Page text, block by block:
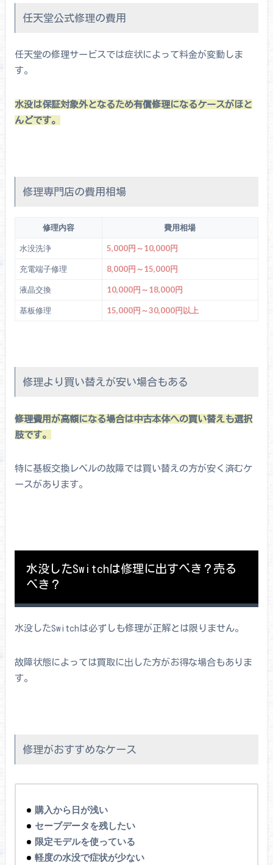
任天堂公式修理の費用
任天堂の修理サービスでは症状によって料金が変動しま
す。
水没は保証対象外となるため有償修理になるケースがほと
んどです。
修理専門店の費用相場
修理内容 費用相場
水没洗浄 5,000円～10,000円
充電端子修理 8,000円～15,000円
液晶交換 10,000円～18,000円
基板修理 15,000円～30,000円以上
修理より買い替えが安い場合もある
修理費用が高額になる場合は中古本体への買い替えも選択
肢です。
特に基板交換レベルの故障では買い替えの方が安く済むケ
ースがあります。
水没したSwitchは修理に出すべき？売る
べき？
水没したSwitchは必ずしも修理が正解とは限りません。
故障状態によっては買取に出した方がお得な場合もありま
す。
修理がおすすめなケース
購入から日が浅い
セーブデータを残したい
限定モデルを使っている
軽度の水没で症状が少ない